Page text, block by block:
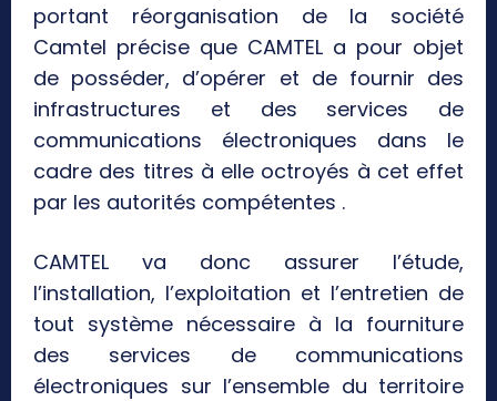
portant réorganisation de la société
Camtel précise que CAMTEL a pour objet
de posséder, d’opérer et de fournir des
infrastructures et des services de
communications électroniques dans le
cadre des titres à elle octroyés à cet effet
par les autorités compétentes .
CAMTEL va donc assurer l’étude,
l’installation, l’exploitation et l’entretien de
tout système nécessaire à la fourniture
des services de communications
électroniques sur l’ensemble du territoire